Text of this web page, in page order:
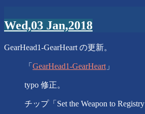
Wed,03 Jan,2018
GearHead1-GearHeart の更新。
「 GearHead1-GearHeart 」
typo 修正。
チップ「Set the Weapon to